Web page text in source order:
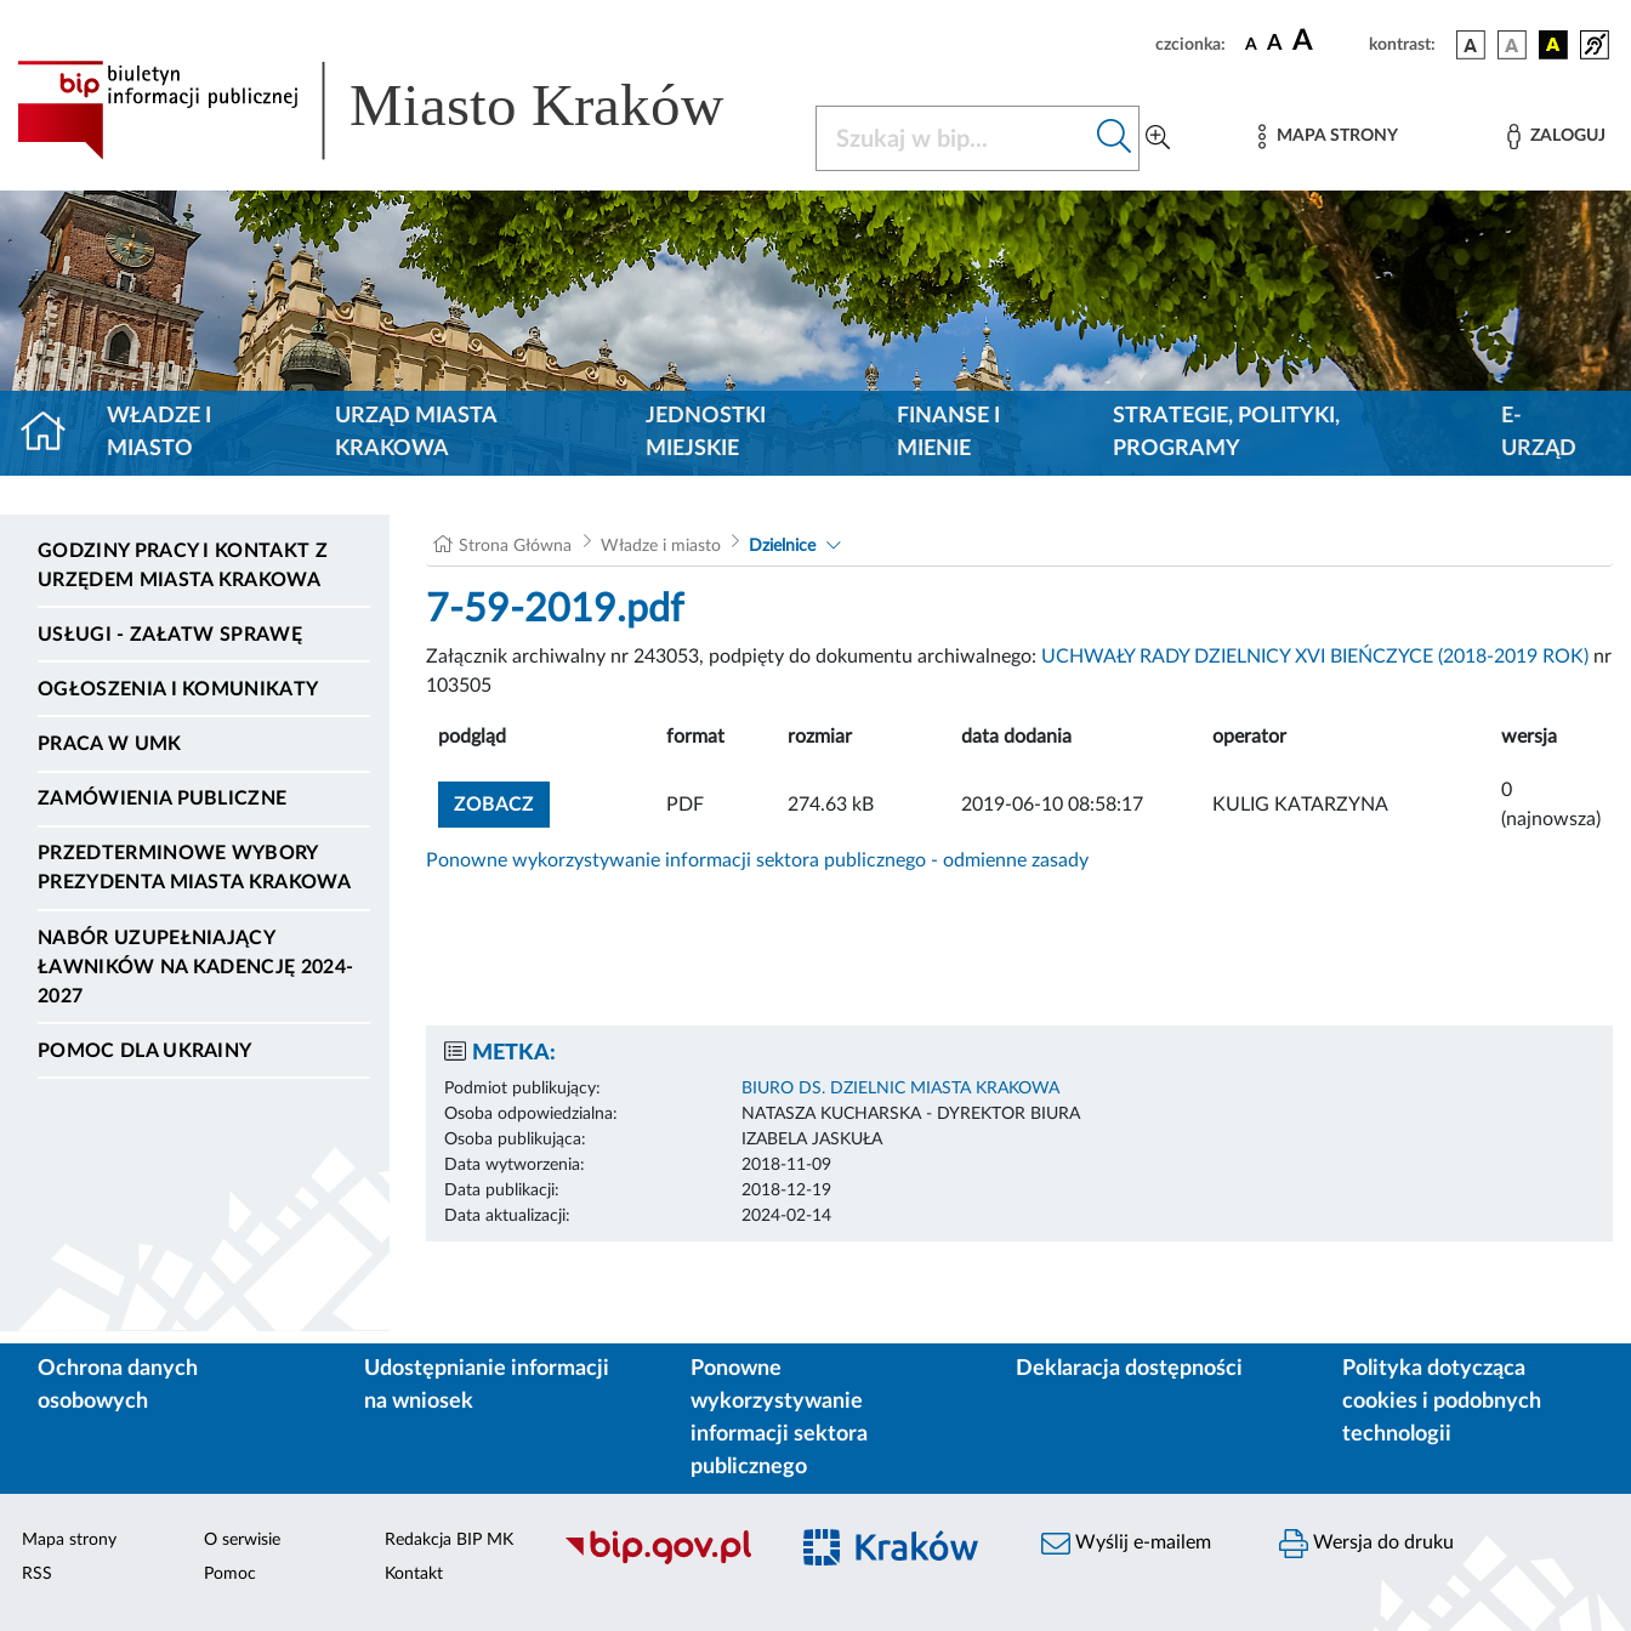
czcionka: A A A kontrast:
Miasto Kraków MAPA STRONY ZALOGUJ
WŁADZE I
MIASTO
URZĄD MIASTA
KRAKOWA
JEDNOSTKI
MIEJSKIE
FINANSE I
MIENIE
STRATEGIE, POLITYKI,
PROGRAMY
E-
URZĄD
GODZINY PRACY I KONTAKT Z
URZĘDEM MIASTA KRAKOWA
USŁUGI - ZAŁATW SPRAWĘ
OGŁOSZENIA I KOMUNIKATY
PRACA W UMK
ZAMÓWIENIA PUBLICZNE
PRZEDTERMINOWE WYBORY
PREZYDENTA MIASTA KRAKOWA
NABÓR UZUPEŁNIAJĄCY
ŁAWNIKÓW NA KADENCJĘ 2024-
2027
POMOC DLA UKRAINY
Strona Główna Władze i miasto Dzielnice
7-59-2019.pdf
Załącznik archiwalny nr 243053, podpięty do dokumentu archiwalnego: UCHWAŁY RADY DZIELNICY XVI BIEŃCZYCE (2018-2019 ROK) nr
103505
podgląd format rozmiar data dodania operator wersja
ZOBACZZOBACZ ZAŁĄCZNIK
PDF 274.63 kB 2019-06-10 08:58:17 KULIG KATARZYNA
0
(najnowsza)
Ponowne wykorzystywanie informacji sektora publicznego - odmienne zasady
METKA:
Podmiot publikujący:
BIURO DS. DZIELNIC MIASTA KRAKOWA
Osoba odpowiedzialna:
NATASZA KUCHARSKA - DYREKTOR BIURA
Osoba publikująca:
IZABELA JASKUŁA
Data wytworzenia:
2018-11-09
Data publikacji:
2018-12-19
Data aktualizacji:
2024-02-14
Ochrona danych
osobowych
Udostępnianie informacji
na wniosek
Ponowne
wykorzystywanie
informacji sektora
publicznego
Deklaracja dostępności
Polityka dotycząca
cookies i podobnych
technologii
Mapa strony
RSS
O serwisie
Pomoc
Redakcja BIP MK
Kontakt
Wyślij e-mailem Wersja do druku